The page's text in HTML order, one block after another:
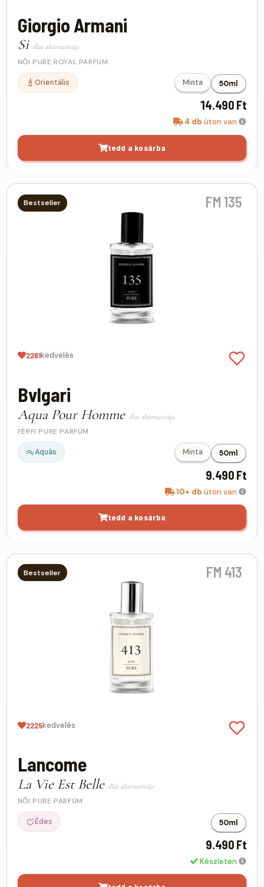
Giorgio Armani
Si illat alternatívája
NŐI PURE ROYAL PARFÜM
Orientális Minta 50ml
14.490 Ft
4 db úton van
tedd a kosárba
Bestseller FM 135
2261kedvelés
Bvlgari
Aqua Pour Homme illat alternatívája
FÉRFI PURE PARFÜM
Aquás Minta 50ml
9.490 Ft
10+ db úton van
tedd a kosárba
Bestseller FM 413
2225kedvelés
Lancome
La Vie Est Belle illat alternatívája
NŐI PURE PARFÜM
Édes 50ml
9.490 Ft
Készleten